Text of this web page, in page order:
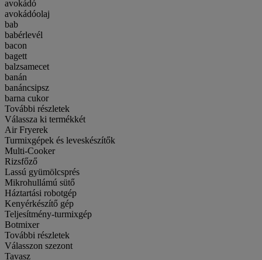
avokádó
avokádóolaj
bab
babérlevél
bacon
bagett
balzsamecet
banán
banáncsipsz
barna cukor
További részletek
Válassza ki termékkét
Air Fryerek
Turmixgépek és leveskészítők
Multi-Cooker
Rizsfőző
Lassú gyümölcsprés
Mikrohullámú sütő
Háztartási robotgép
Kenyérkészítő gép
Teljesítmény-turmixgép
Botmixer
További részletek
Válasszon szezont
Tavasz